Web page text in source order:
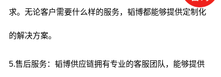
求。无论客户需要什么样的服务，韬博都能够提供定制化
的解决方案。
5.售后服务：韬博供应链拥有专业的客服团队，能够提供